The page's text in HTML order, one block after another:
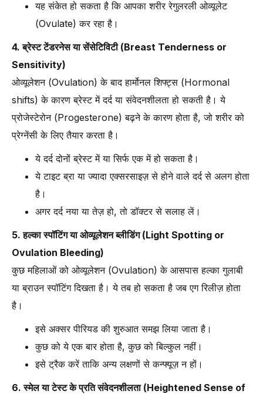
यह संकेत हो सकता है कि आपका शरीर रेगुलरली ओव्यूलेट
(Ovulate) कर रहा है।
4. ब्रेस्ट टेंडरनेस या सेंसेटिविटी (Breast Tenderness or
Sensitivity)
ओव्यूलेशन (Ovulation) के बाद हार्मोनल शिफ्ट्स (Hormonal
shifts) के कारण ब्रेस्ट में दर्द या संवेदनशीलता हो सकती है। ये
प्रोजेस्टेरोन (Progesterone) बढ़ने के कारण होता है, जो शरीर को
प्रेग्नेंसी के लिए तैयार करता है।
ये दर्द दोनों ब्रेस्ट में या सिर्फ एक में हो सकता है।
ये टाइट ब्रा या ज्यादा एक्सरसाइज़ से होने वाले दर्द से अलग होता
है।
अगर दर्द नया या तेज़ हो, तो डॉक्टर से सलाह लें।
5. हल्का स्पॉटिंग या ओव्यूलेशन ब्लीडिंग (Light Spotting or
Ovulation Bleeding)
कुछ महिलाओं को ओव्यूलेशन (Ovulation) के आसपास हल्का गुलाबी
या ब्राउन स्पॉटिंग दिखता है। ये तब हो सकता है जब एग रिलीज़ होता
है।
इसे अक्सर पीरियड की शुरुआत समझ लिया जाता है।
कुछ को ये एक बार होता है, कुछ को बिल्कुल नहीं।
इसे ट्रैक करें ताकि अन्य लक्षणों से कन्फ्यूज़ न हों।
6. स्मेल या टेस्ट के प्रति संवेदनशीलता (Heightened Sense of